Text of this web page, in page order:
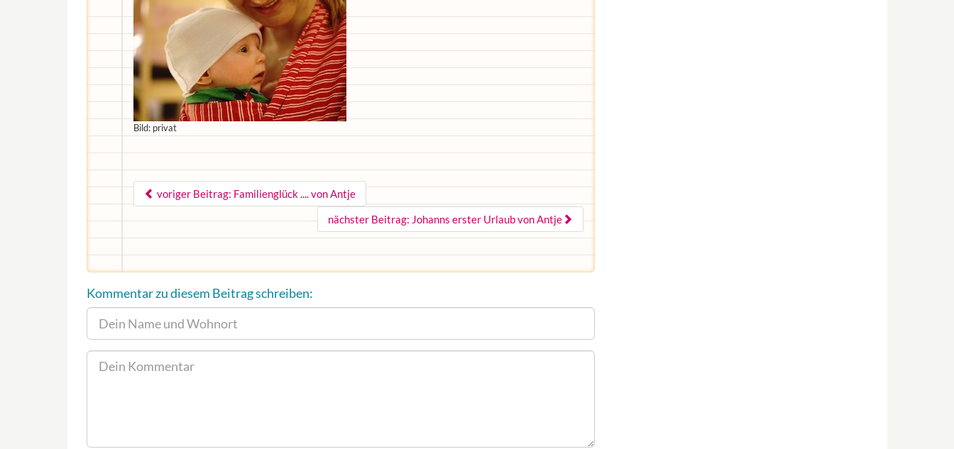
Bild: privat
voriger Beitrag: Familienglück .... von Antje
nächster Beitrag: Johanns erster Urlaub von Antje
Kommentar zu diesem Beitrag schreiben: